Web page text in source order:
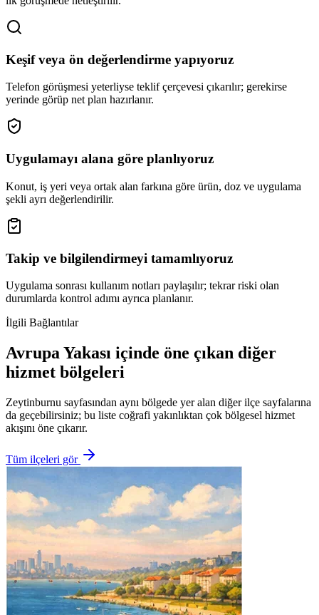
Keşif veya ön değerlendirme yapıyoruz
Telefon görüşmesi yeterliyse teklif çerçevesi çıkarılır; gerekirse
yerinde görüp net plan hazırlanır.
Uygulamayı alana göre planlıyoruz
Konut, iş yeri veya ortak alan farkına göre ürün, doz ve uygulama
şekli ayrı değerlendirilir.
Takip ve bilgilendirmeyi tamamlıyoruz
Uygulama sonrası kullanım notları paylaşılır; tekrar riski olan
durumlarda kontrol adımı ayrıca planlanır.
İlgili Bağlantılar
Avrupa Yakası içinde öne çıkan diğer
hizmet bölgeleri
Zeytinburnu sayfasından aynı bölgede yer alan diğer ilçe sayfalarına
da geçebilirsiniz; bu liste coğrafi yakınlıktan çok bölgesel hizmet
akışını öne çıkarır.
Tüm ilçeleri gör